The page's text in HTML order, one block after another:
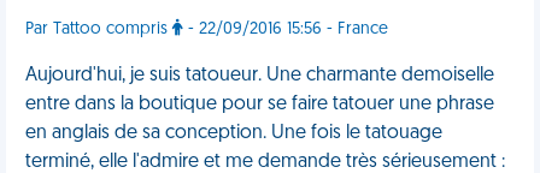
Par Tattoo compris - 22/09/2016 15:56 - France
Aujourd'hui, je suis tatoueur. Une charmante demoiselle
entre dans la boutique pour se faire tatouer une phrase
en anglais de sa conception. Une fois le tatouage
terminé, elle l'admire et me demande très sérieusement :